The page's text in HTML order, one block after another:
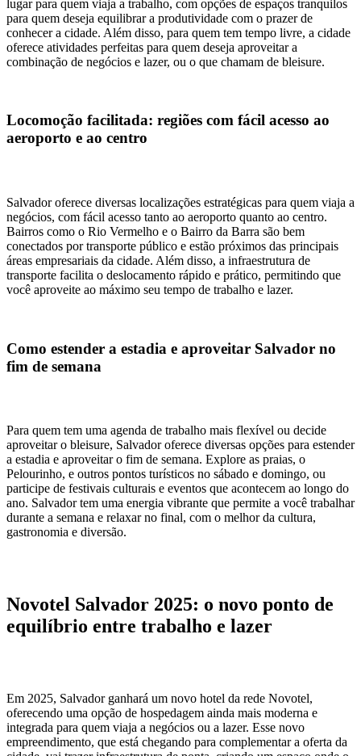
lugar para quem viaja a trabalho, com opções de espaços tranquilos
para quem deseja equilibrar a produtividade com o prazer de
conhecer a cidade. Além disso, para quem tem tempo livre, a cidade
oferece atividades perfeitas para quem deseja aproveitar a
combinação de negócios e lazer, ou o que chamam de bleisure.
Locomoção facilitada: regiões com fácil acesso ao
aeroporto e ao centro
Salvador oferece diversas localizações estratégicas para quem viaja a
negócios, com fácil acesso tanto ao aeroporto quanto ao centro.
Bairros como o Rio Vermelho e o Bairro da Barra são bem
conectados por transporte público e estão próximos das principais
áreas empresariais da cidade. Além disso, a infraestrutura de
transporte facilita o deslocamento rápido e prático, permitindo que
você aproveite ao máximo seu tempo de trabalho e lazer.
Como estender a estadia e aproveitar Salvador no
fim de semana
Para quem tem uma agenda de trabalho mais flexível ou decide
aproveitar o bleisure, Salvador oferece diversas opções para estender
a estadia e aproveitar o fim de semana. Explore as praias, o
Pelourinho, e outros pontos turísticos no sábado e domingo, ou
participe de festivais culturais e eventos que acontecem ao longo do
ano. Salvador tem uma energia vibrante que permite a você trabalhar
durante a semana e relaxar no final, com o melhor da cultura,
gastronomia e diversão.
Novotel Salvador 2025: o novo ponto de
equilíbrio entre trabalho e lazer
Em 2025, Salvador ganhará um novo hotel da rede Novotel,
oferecendo uma opção de hospedagem ainda mais moderna e
integrada para quem viaja a negócios ou a lazer. Esse novo
empreendimento, que está chegando para complementar a oferta da